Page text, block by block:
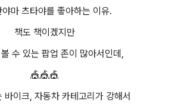
야마 츠타야를 좋아하는 이유.
책도 책이겠지만
수 있는 팝업 존이 많아서인데,
🎪🎪🎪
바이크, 자동차 카테고리가 강해서